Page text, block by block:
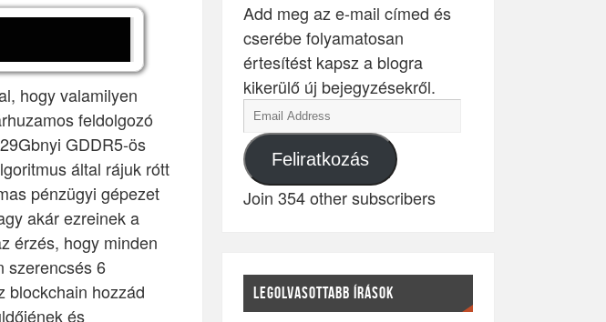
hogy valamilyen
feldolgozó
GDDR5-ös
által rájuk rótt
pénzügyi gépezet
akár ezreinek a
érzés, hogy minden
szerencsés 6
blockchain hozzád
és
Add meg az e-mail címed és
cserébe folyamatosan
értesítést kapsz a blogra
kikerülő új bejegyzésekről.
Feliratkozás
Join 354 other subscribers
LEGOLVASOTTABB ÍRÁSOK